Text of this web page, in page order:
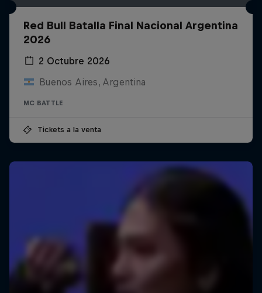
Red Bull Batalla Final Nacional Argentina
2026
2 Octubre 2026
Buenos Aires, Argentina
MC BATTLE
Tickets a la venta